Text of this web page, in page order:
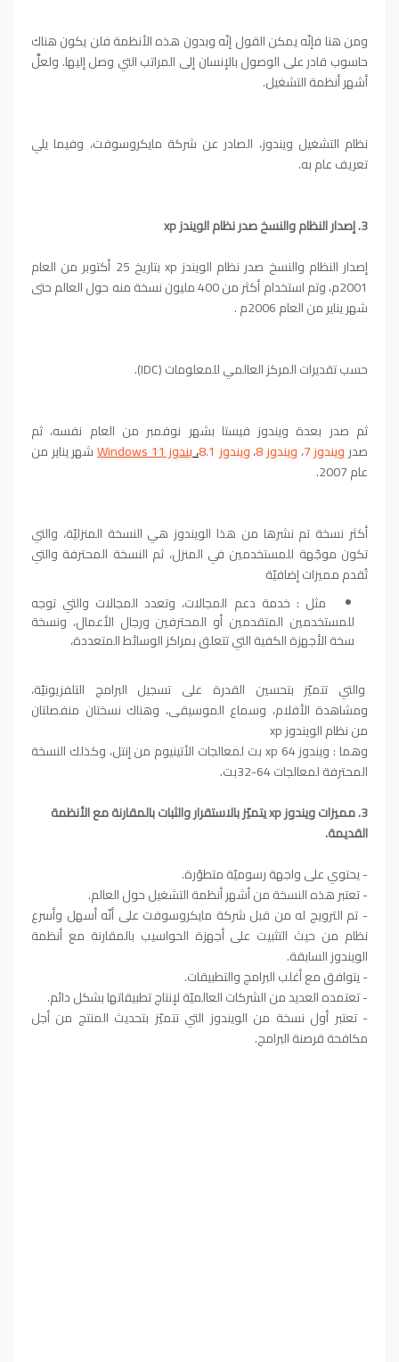
ومن هنا فإنّه يمكن القول إنّه وبدون هذه الأنظمة فلن يكون هناك
حاسوب قادر على الوصول بالإنسان إلى المراتب التي وصل إليها. ولعلَّ
أشهر أنظمة التشغيل.
نظام التشغيل ويندوز، الصادر عن شركة مايكروسوفت، وفيما يلي
تعريف عام به.
3. إصدار النظام والنسخ صدر نظام الويندز xp
إصدار النظام والنسخ صدر نظام الويندز xp بتاريخ 25 أكتوبر من العام
2001م، وتم استخدام أكثر من 400 مليون نسخة منه حول العالم حتى
شهر يناير من العام 2006م .
حسب تقديرات المركز العالمي للمعلومات (IDC).
ثم صدر بعدة ويندوز فيستا بشهر نوفمبر من العام نفسه، ثم
صدرويندوز 7 ،ويندوز 8 ،ويندوز 8.1 ،يندوز Windows 11
شهر يناير من
عام 2007.
أكثر نسخة تم نشرها من هذا الويندوز هي النسخة المنزليّة، والتي
تكون موجّهة للمستخدمين في المنزل، ثم النسخة المحترفة والتي
تُقدم مميزات إضافيّة
مثل : خدمة دعم المجالات، وتعدد المجالات والتي توجه
للمستخدمين المتقدمين أو المحترفين ورجال الأعمال، ونسخة
سخة الأجهزة الكفية التي تتعلق بمراكز الوسائط المتعددة،
والتي تتميّز بتحسين القدرة على تسجيل البرامج التلفزيونيّة،
ومشاهدة الأفلام، وسماع الموسيقى، وهناك نسختان منفصلتان
من نظام الويندوز xp
وهما : ويندوز xp 64 بت لمعالجات الأتينيوم من إنتل، وكذلك النسخة
المحترفة لمعالجات 64-32بت.
3. مميزات ويندوز xp يتميّز بالاستقرار والثبات بالمقارنة مع الأنظمة
القديمة.
- يحتوي على واجهة رسوميّة متطوّرة.
- تعتبر هذه النسخة من أشهر أنظمة التشغيل حول العالم.
- تم الترويج له من قبل شركة مايكروسوفت على أنّه أسهل وأسرع
نظام من حيث التثبيت على أجهزة الحواسيب بالمقارنة مع أنظمة
الويندوز السابقة.
- يتوافق مع أغلب البرامج والتطبيقات.
- تعتمده العديد من الشركات العالميّة لإنتاج تطبيقاتها بشكل دائم.
- تعتبر أول نسخة من الويندوز التي تتميّز بتحديث المنتج من أجل
مكافحة قرصنة البرامج.